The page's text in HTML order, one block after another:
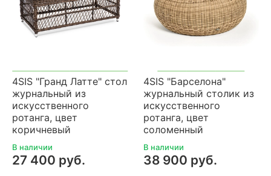
4SIS "Гранд Латте" стол
журнальный из
искусственного
ротанга, цвет
коричневый
В наличии
27 400 руб.
4SIS "Барселона"
журнальный столик из
искусственного
ротанга, цвет
соломенный
В наличии
38 900 руб.